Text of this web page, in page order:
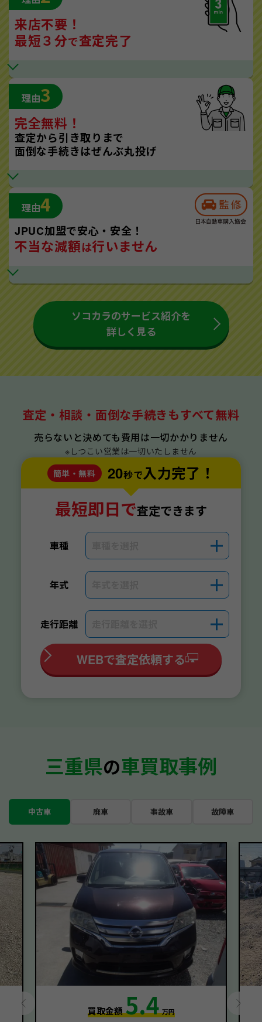
来店不要！
最短３分で査定完了
理由3
完全無料！
査定から引き取りまで
面倒な手続きはぜんぶ丸投げ
理由4
JPUC加盟で安心・安全！
不当な減額は行いません
ソコカラのサービス紹介を
詳しく見る
査定・相談・面倒な手続きもすべて無料
売らないと決めても費用は一切かかりません
※しつこい営業は一切いたしません
簡単・無料
20秒で入力完了！
最短即日で査定できます
車種 ＋
年式 ＋
走行距離 ＋
WEBで査定依頼する
三重県の車買取事例
中古車 廃車 事故車 故障車
買取金額5.4 万円